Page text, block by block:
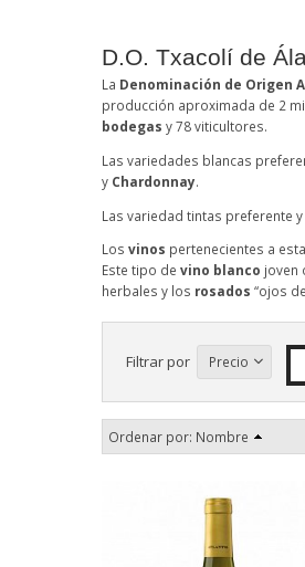
D.O. Txacolí de
La Denominación de Origen
producción aproximada de 2
bodegas y 78 viticultores.
Las variedades blancas
y Chardonnay.
Las variedad tintas preferente
Los vinos pertenecientes a esta
Este tipo de vino blanco joven
herbales y los rosados “ojos
Filtrar por Precio
Ordenar por: Nombre